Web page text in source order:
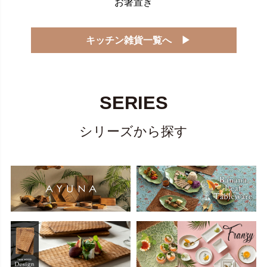
キッチン雑貨一覧へ ▶
SERIES
シリーズから探す